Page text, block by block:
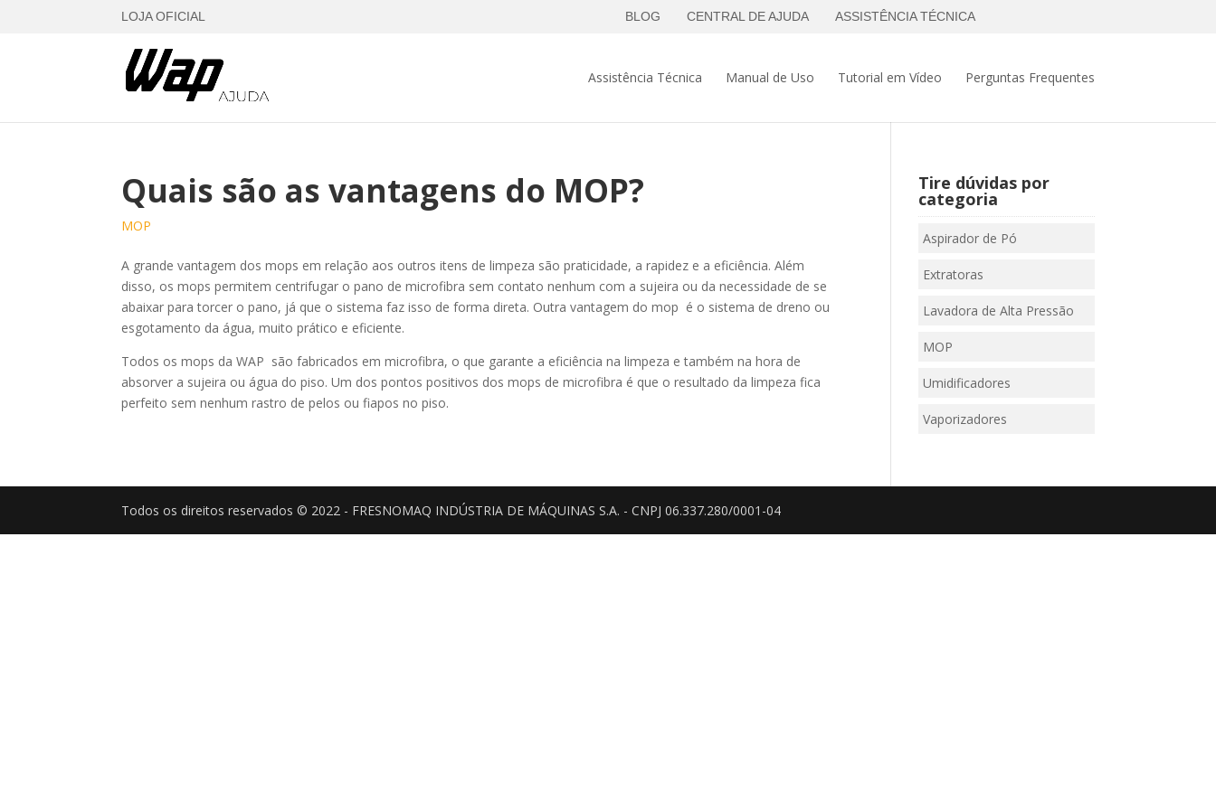
LOJA OFICIAL BLOG CENTRAL DE AJUDA ASSISTÊNCIA TÉCNICA
Assistência Técnica Manual de Uso Tutorial em Vídeo Perguntas Frequentes
Quais são as vantagens do MOP?
MOP
A grande vantagem dos mops em relação aos outros itens de limpeza são praticidade, a rapidez e a eficiência. Além
disso, os mops permitem centrifugar o pano de microfibra sem contato nenhum com a sujeira ou da necessidade de se
abaixar para torcer o pano, já que o sistema faz isso de forma direta. Outra vantagem do mop é o sistema de dreno ou
esgotamento da água, muito prático e eficiente.
Todos os mops da WAP são fabricados em microfibra, o que garante a eficiência na limpeza e também na hora de
absorver a sujeira ou água do piso. Um dos pontos positivos dos mops de microfibra é que o resultado da limpeza fica
perfeito sem nenhum rastro de pelos ou fiapos no piso.
Tire dúvidas por
categoria
Aspirador de Pó
Extratoras
Lavadora de Alta Pressão
MOP
Umidificadores
Vaporizadores
Todos os direitos reservados © 2022 - FRESNOMAQ INDÚSTRIA DE MÁQUINAS S.A. - CNPJ 06.337.280/0001-04